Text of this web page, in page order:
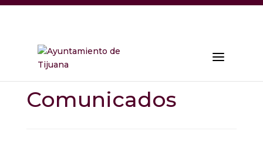
Comunicados